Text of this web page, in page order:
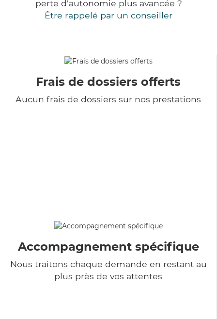
perte d'autonomie plus avancée ?
Être rappelé par un conseiller
Frais de dossiers offerts
Aucun frais de dossiers sur nos prestations
Accompagnement spécifique
Nous traitons chaque demande en restant au
plus près de vos attentes